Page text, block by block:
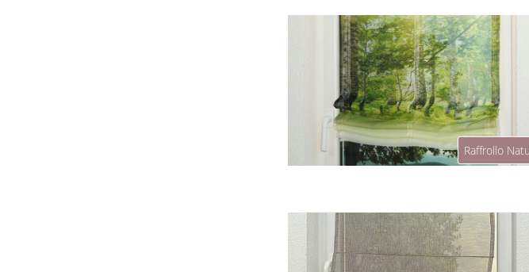
Raffrollo